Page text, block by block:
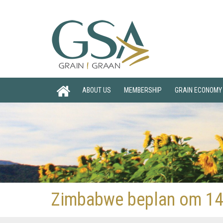
ABOUT US MEMBERSHIP GRAIN ECONOMY
Zimbabwe beplan om